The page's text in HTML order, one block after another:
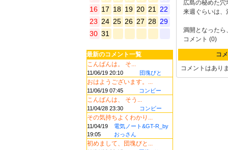
16 17 18 19 20 21
22
23 24 25 26 27 28 29
30 31
最新のコメント一覧
こんばんは。 そ...
11/06/19 20:10 団塊びと
おはようございます。...
11/06/19 07:45 コンビー
こんばんは、 そう...
11/04/28 23:30 コンビー
その気持ちよくわかり...
11/04/19
19:05
電気ノート&GT-R_by
おっさん
初めまして、団塊びと...
広島の秘めた
来週ぐらいは、
満開となったら
コメント (0)
コ
コメントはあり